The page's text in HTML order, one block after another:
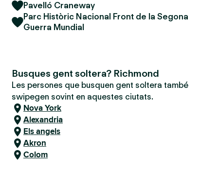
Pavelló Craneway
Parc Històric Nacional Front de la Segona
Guerra Mundial
Busques gent soltera? Richmond
Les persones que busquen gent soltera també
swipegen sovint en aquestes ciutats.
Nova York
Alexandria
Els angels
Akron
Colom